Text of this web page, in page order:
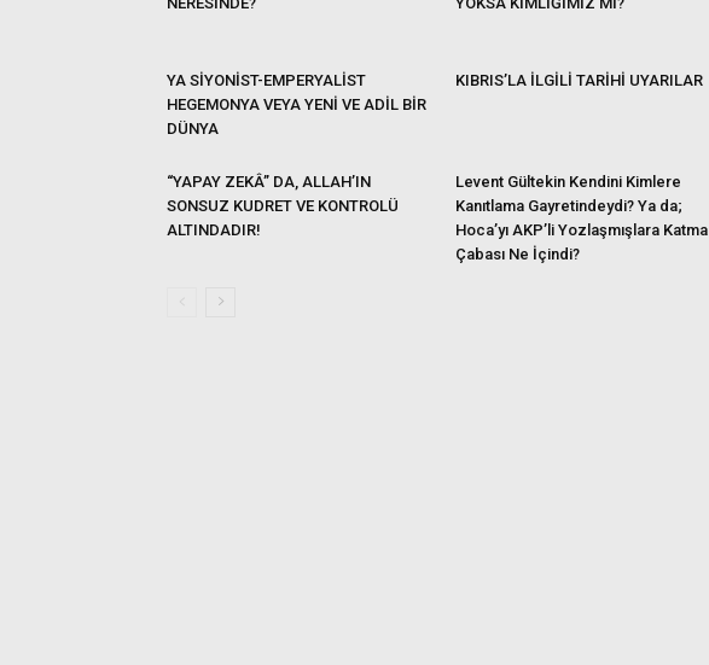
YA SİYONİST-EMPERYALİST
HEGEMONYA VEYA YENİ VE ADİL BİR
DÜNYA
KIBRIS’LA İLGİLİ TARİHİ UYARILAR
“YAPAY ZEKÂ” DA, ALLAH’IN
SONSUZ KUDRET VE KONTROLÜ
ALTINDADIR!
Levent Gültekin Kendini Kimlere
Kanıtlama Gayretindeydi? Ya da;
Hoca’yı AKP’li Yozlaşmışlara Katma
Çabası Ne İçindi?